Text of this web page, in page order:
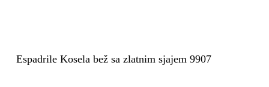
Espadrile Kosela bež sa zlatnim sjajem 9907